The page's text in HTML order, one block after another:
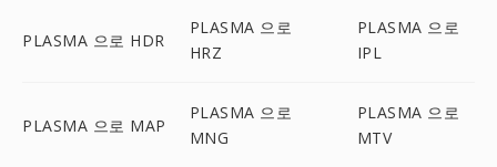
PLASMA 으로 HDR
PLASMA 으로
HRZ
PLASMA 으로
IPL
PLASMA 으로 MAP
PLASMA 으로
MNG
PLASMA 으로
MTV